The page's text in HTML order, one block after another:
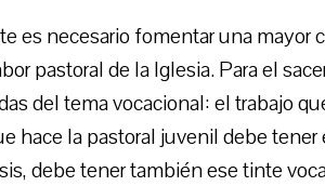
es necesario fomentar una mayor
pastoral de la Iglesia. Para el
del tema vocacional: el trabajo
hace la pastoral juvenil debe
debe tener también ese tinte